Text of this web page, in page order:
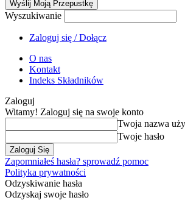
Wyszukiwanie
Zaloguj się / Dołącz
O nas
Kontakt
Indeks Składników
Zaloguj
Witamy! Zaloguj się na swoje konto
Twoja nazwa
Twoje hasło
Zapomniałeś hasła? sprowadź pomoc
Polityka prywatności
Odzyskiwanie hasła
Odzyskaj swoje hasło